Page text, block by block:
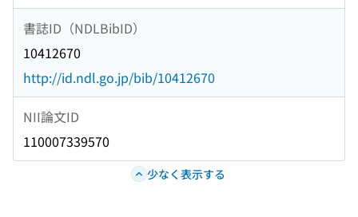
書誌ID（NDLBibID）
10412670
http://id.ndl.go.jp/bib/10412670
NII論文ID
110007339570
少なく表示する